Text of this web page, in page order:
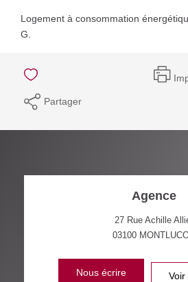
Logement à consommation
G.
Partager
Agence
27 Rue Achille
03100
Nous écrire Voir